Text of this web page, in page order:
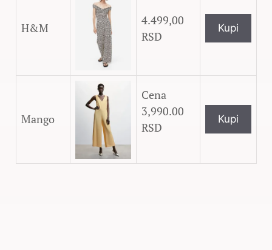
H&M
4.499,00
RSD
Kupi
Mango
3,990.00
RSD
Kupi